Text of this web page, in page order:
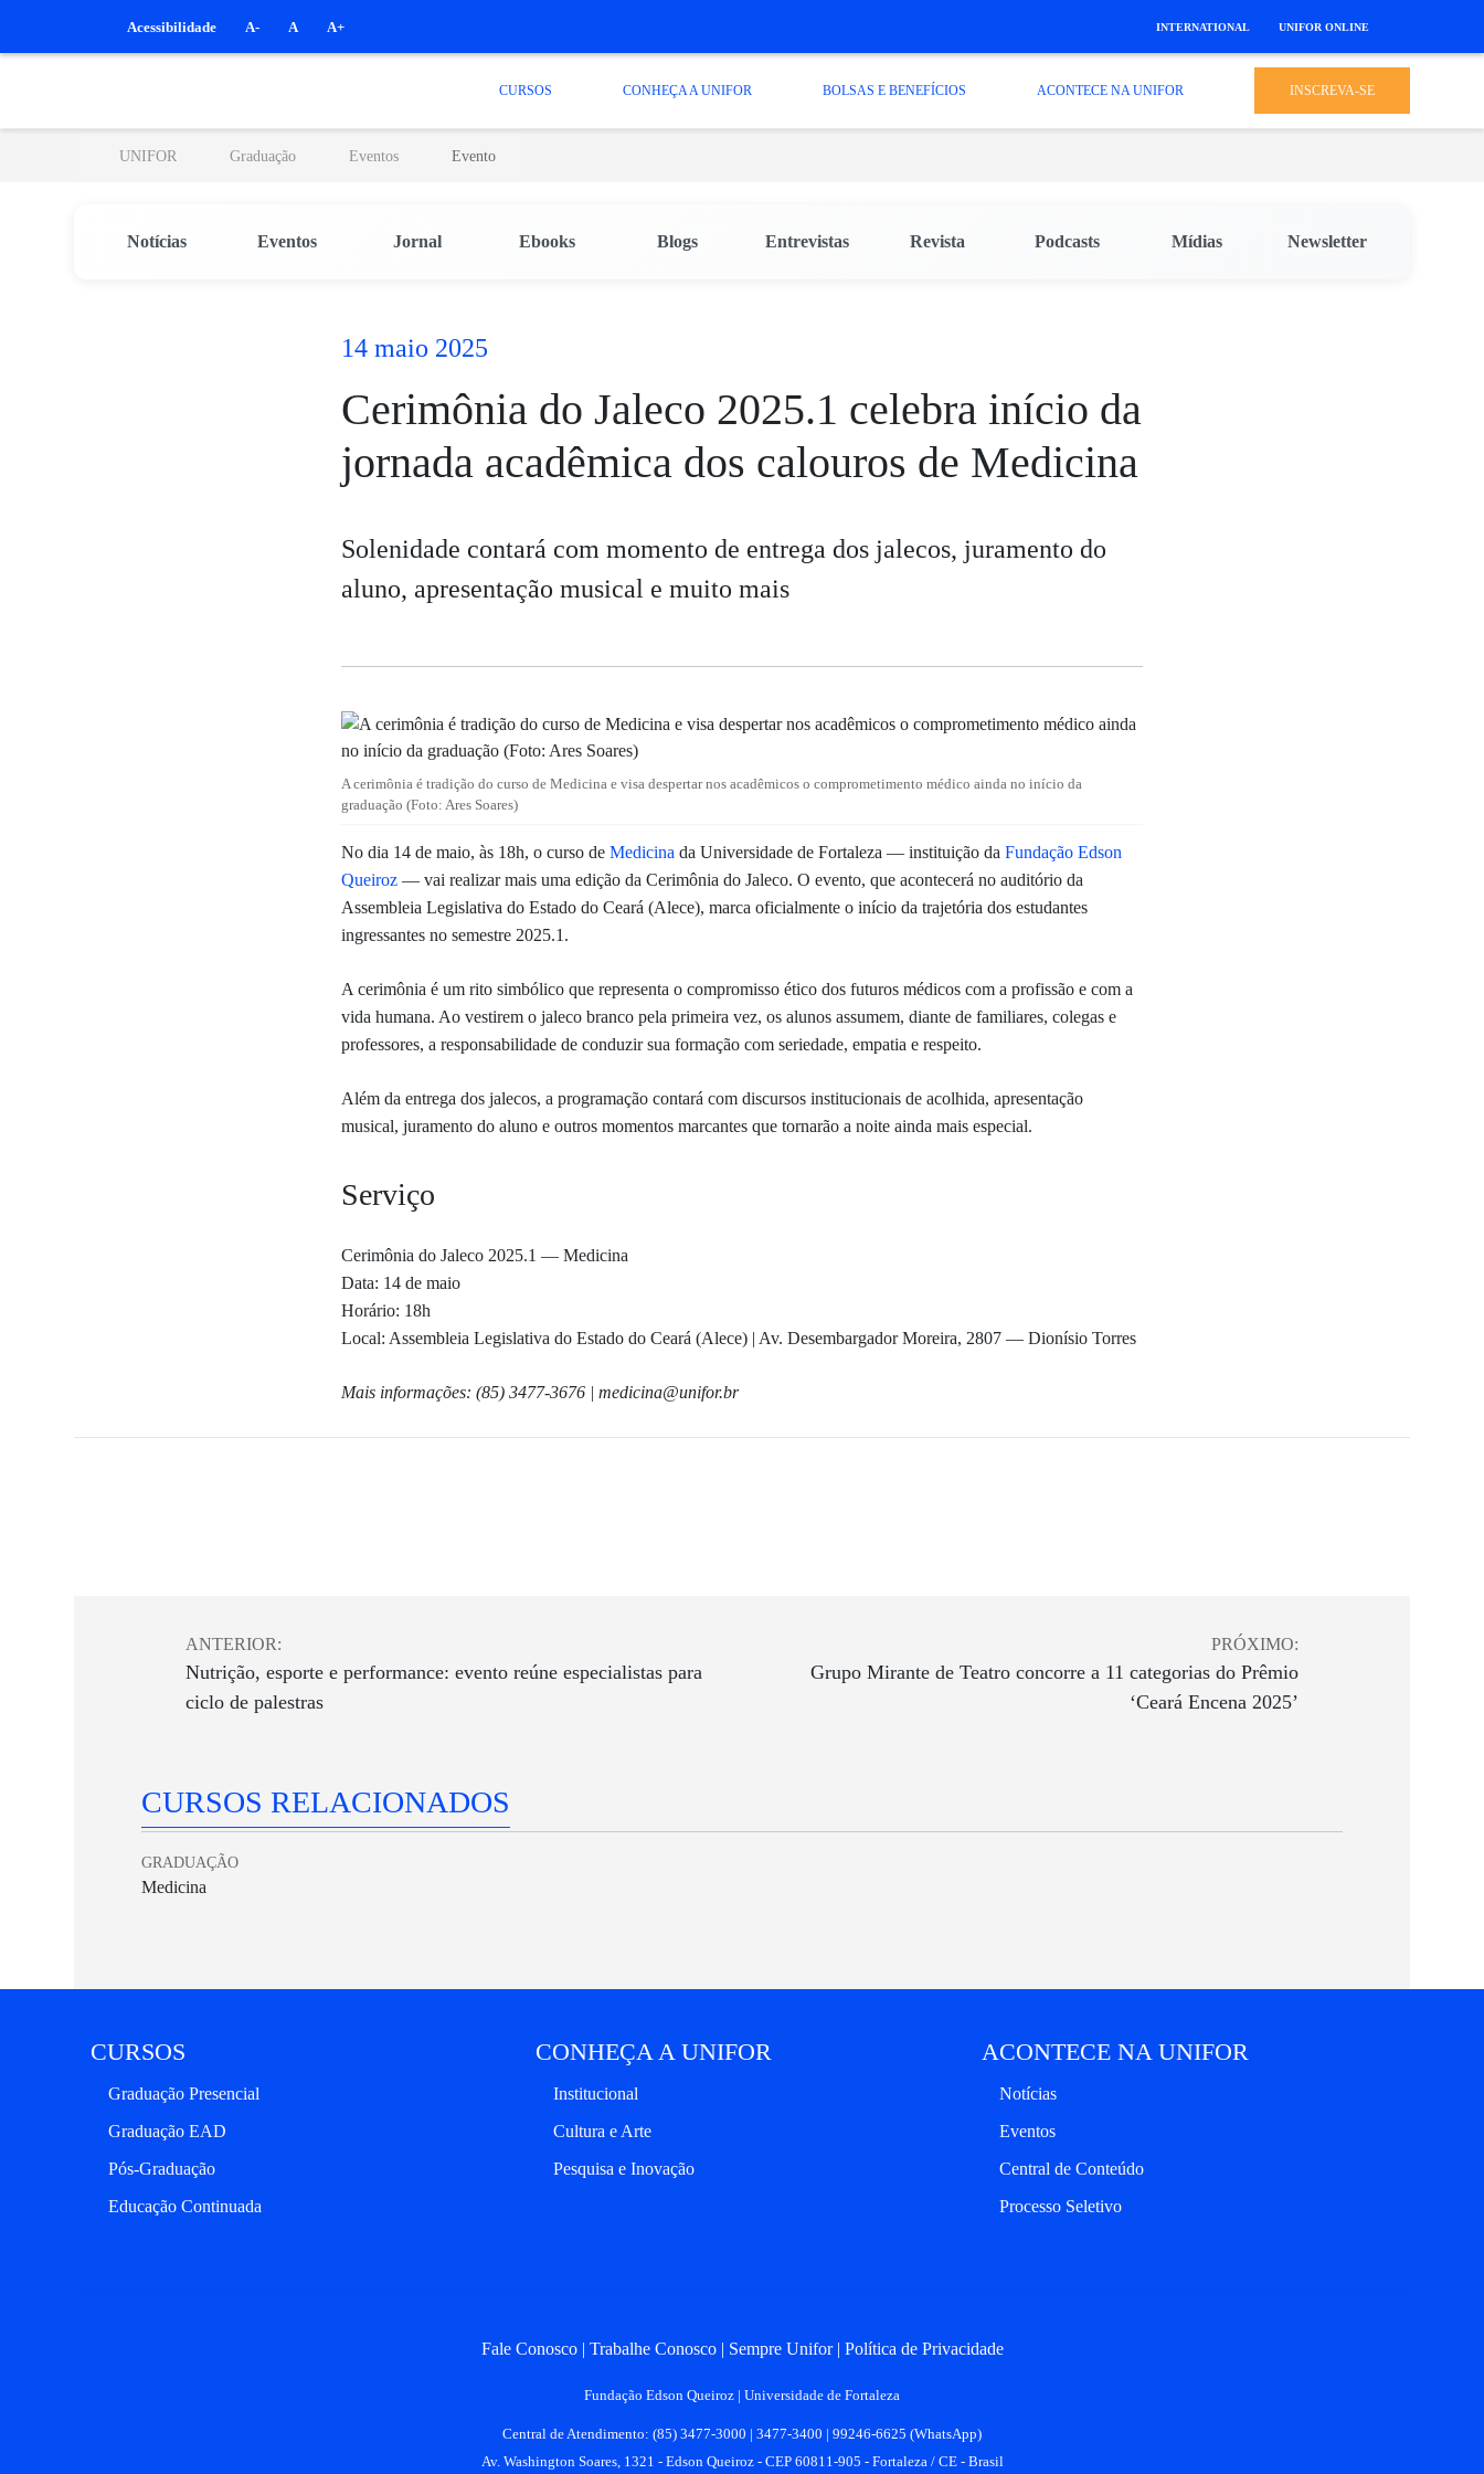
Pular para o Conteúdo principal
Acessibilidade A- A A+ INTERNATIONAL UNIFOR ONLINE
CURSOS CONHEÇA A UNIFOR BOLSAS E BENEFÍCIOS ACONTECE NA UNIFOR INSCREVA-SE
UNIFOR Graduação Eventos Evento
Notícias Eventos Jornal Ebooks Blogs Entrevistas Revista Podcasts Mídias Newsletter
14 maio 2025
Cerimônia do Jaleco 2025.1 celebra início da
jornada acadêmica dos calouros de Medicina
Solenidade contará com momento de entrega dos jalecos, juramento do
aluno, apresentação musical e muito mais
A cerimônia é tradição do curso de Medicina e visa despertar nos acadêmicos o comprometimento médico ainda no início da
graduação (Foto: Ares Soares)
No dia 14 de maio, às 18h, o curso de Medicina da Universidade de Fortaleza — instituição daFundação Edson
Queiroz — vai realizar mais uma edição daCerimônia do Jaleco. O evento, que acontecerá no auditório da
Assembleia Legislativa do Estado do Ceará (Alece), marca oficialmente o início da trajetória dos estudantes
ingressantes no semestre 2025.1.
A cerimônia é um rito simbólico que representa ocompromisso ético dos futuros médicos com a profissão e com a
vida humana. Ao vestirem o jaleco branco pela primeira vez, os alunos assumem, diante de familiares, colegas e
professores, a responsabilidade de conduzir sua formação com seriedade, empatia e respeito.
Além da entrega dos jalecos, a programação contará com discursos institucionais de acolhida, apresentação
musical, juramento do aluno e outros momentos marcantes que tornarão a noite ainda mais especial.
Serviço
Cerimônia do Jaleco 2025.1 — Medicina
Data: 14 de maio
Horário: 18h
Local: Assembleia Legislativa do Estado do Ceará (Alece) | Av. Desembargador Moreira, 2807 — Dionísio Torres
Mais informações: (85) 3477-3676 | medicina@unifor.br
ANTERIOR:
Nutrição, esporte e performance: evento reúne especialistas para
ciclo de palestras
PRÓXIMO:
Grupo Mirante de Teatro concorre a 11 categorias do Prêmio
‘Ceará Encena 2025’
CURSOS RELACIONADOS
GRADUAÇÃO
Medicina
CURSOS
Graduação Presencial
Graduação EAD
Pós-Graduação
Educação Continuada
CONHEÇA A UNIFOR
Institucional
Cultura e Arte
Pesquisa e Inovação
ACONTECE NA UNIFOR
Notícias
Eventos
Central de Conteúdo
Processo Seletivo
Fale Conosco Trabalhe Conosco Sempre Unifor Política de Privacidade
Fundação Edson Queiroz | Universidade de Fortaleza
Central de Atendimento: (85) 3477-3000 | 3477-3400 | 99246-6625 (WhatsApp)
Av. Washington Soares, 1321 - Edson Queiroz - CEP 60811-905 - Fortaleza / CE - Brasil